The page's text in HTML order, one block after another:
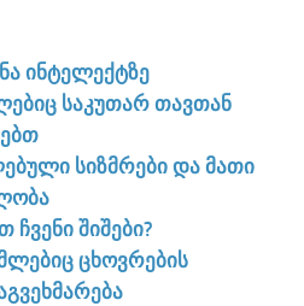
ინტელექტზე
საკუთარ თავთან
სიზმრები და მათი
შიშები?
ცხოვრების